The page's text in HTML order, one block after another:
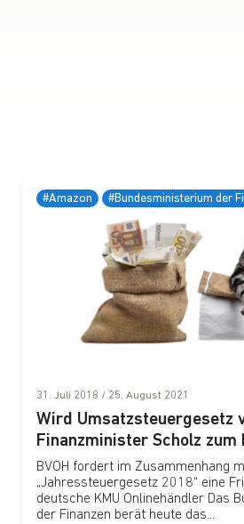
#Amazon #Bundesministerium der
31. Juli 2018 / 25. August 2021
Wird Umsatzsteuergesetz
Finanzminister Scholz zum
BVOH fordert im Zusammenhang
„Jahressteuergesetz 2018“ eine
deutsche KMU Onlinehändler Das
der Finanzen berät heute das...